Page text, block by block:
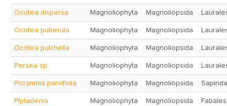
Ocotea dispersa Magnoliophyta Magnoliopsida
Ocotea puberula Magnoliophyta Magnoliopsida
Ocotea pulchella Magnoliophyta Magnoliopsida
Persea sp. Magnoliophyta Magnoliopsida
Picramnia parvifolia Magnoliophyta Magnoliopsida
Piptadenia
Magnoliophyta Magnoliopsida Fabales